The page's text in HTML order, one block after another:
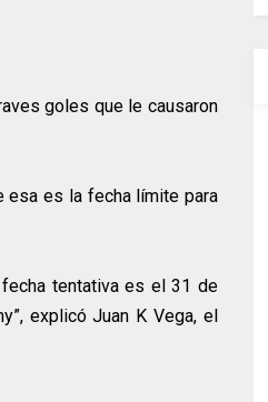
goles que le causaron
esa es la fecha límite para
tentativa es el 31 de
explicó Juan K Vega, el